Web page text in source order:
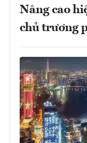
Nâng cao
chủ trương